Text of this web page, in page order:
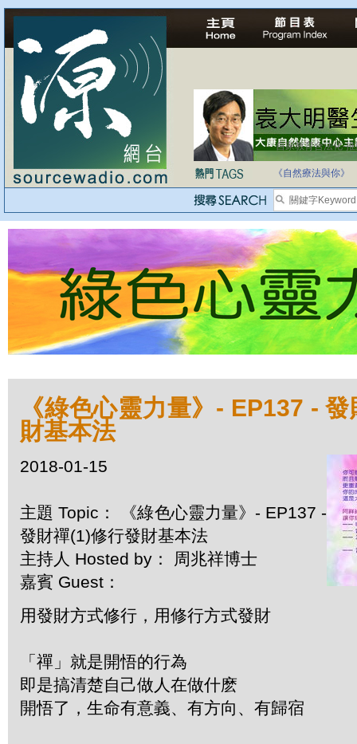
自家教育合法化-
《自然療法與你》
《綠色心靈力量》- EP137 -
財基本法
2018-01-15
主題 Topic： 《綠色心靈力量》- EP137 -
發財禪(1)修行發財基本法
主持人 Hosted by： 周兆祥博士
嘉賓 Guest：
用發財方式修行，用修行方式發財
「禪」就是開悟的行為
即是搞清楚自己做人在做什麽
開悟了，生命有意義、有方向、有歸宿